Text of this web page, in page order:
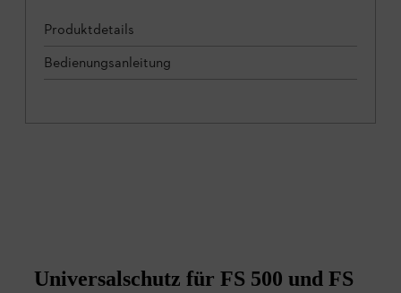
Produktdetails
Bedienungsanleitung
Universalschutz für FS 500 und FS